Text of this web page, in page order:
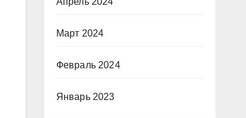
Март 2024
Февраль 2024
Январь 2023